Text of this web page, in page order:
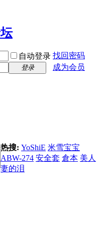
自动登录 找回密码
登录
成为会员
热搜: YoShiE 米雪宝宝
ABW-274 安全套 倉本 美人
妻的泪